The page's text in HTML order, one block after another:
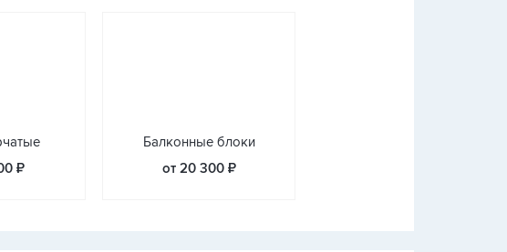
₽
Балконные блоки
от 20 300 ₽